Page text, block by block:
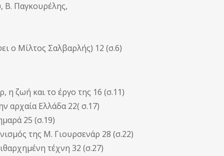
Β. Παγκουρέλης,
ο Μίλτος Σαλβαρλής) 12 (σ.6)
ζωή και το έργο της 16 (σ.11)
αρχαία Ελλάδα 22( σ.17)
25 (σ.19)
της Μ. Γιουρσενάρ 28 (σ.22)
τέχνη 32 (σ.27)